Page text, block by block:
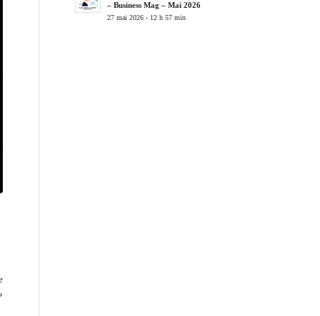
– Business Mag – Mai 2026
27 mai 2026 - 12 h 57 min